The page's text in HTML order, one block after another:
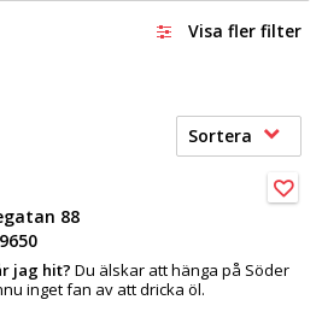
Visa fler filter
Sortera
88
jag hit? Du älskar att hänga på Söder
inget fan av att dricka öl.